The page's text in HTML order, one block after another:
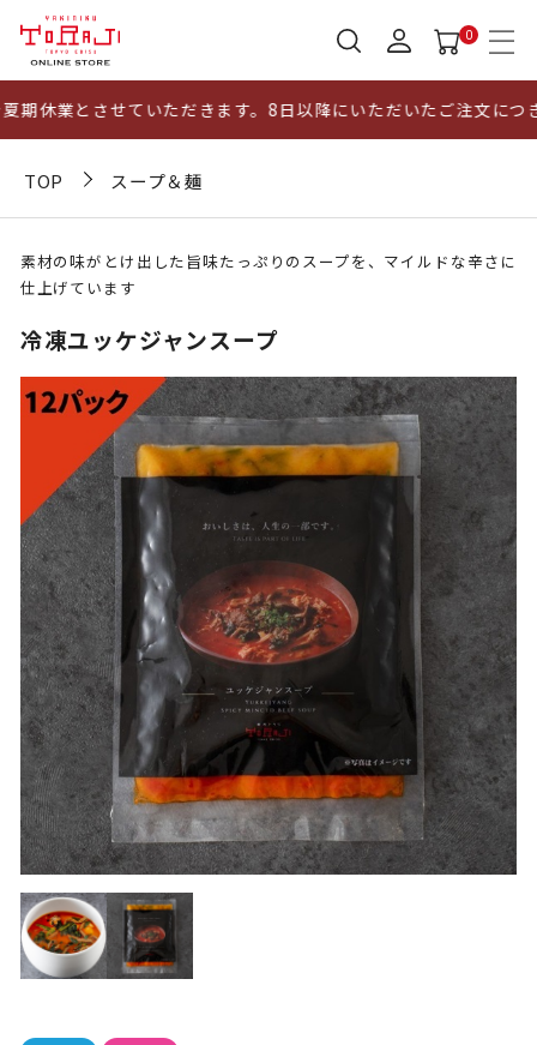
0
とさせていただきます。8日以降にいただいたご注文につき
TOP スープ＆麺
素材の味がとけ出した旨味たっぷりのスープを、マイルドな辛さに
仕上げています
冷凍ユッケジャンスープ